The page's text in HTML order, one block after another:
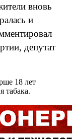
вновь
и
депутат
18 лет
табака.